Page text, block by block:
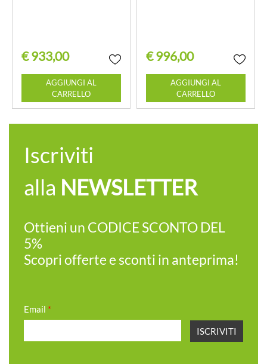
€ 933,00
Quantità
AGGIUNGI AL
CARRELLO
€ 996,00
Quantità
AGGIUNGI AL
CARRELLO
Iscriviti
alla NEWSLETTER
Ottieni un CODICE SCONTO DEL
5%
Scopri offerte e sconti in anteprima!
Email *